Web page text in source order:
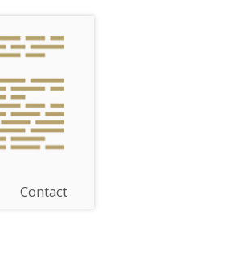
Contact